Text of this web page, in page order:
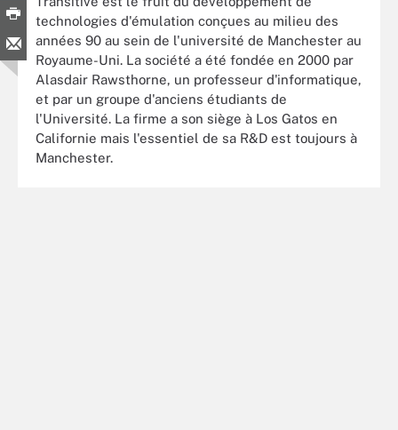
technologies d'émulation conçues au milieu des
années 90 au sein de l'université de Manchester au
Royaume-Uni. La société a été fondée en 2000 par
Alasdair Rawsthorne, un professeur d'informatique,
et par un groupe d'anciens étudiants de
l'Université. La firme a son siège à Los Gatos en
Californie mais l'essentiel de sa R&D est toujours à
Manchester.